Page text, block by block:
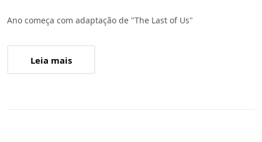
Ano começa com adaptação de "The Last of Us"
Leia mais